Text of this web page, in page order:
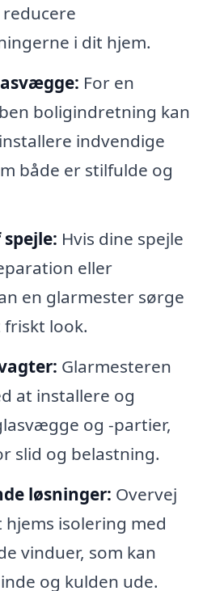
i dit hjem.
For en
boligindretning kan
indvendige
både er stilfulde og
Hvis dine spejle
eller
en glarmester sørge
look.
Glarmesteren
at installere og
og -partier,
slid og belastning.
løsninger: Overvej
isolering med
vinduer, som kan
og kulden ude.